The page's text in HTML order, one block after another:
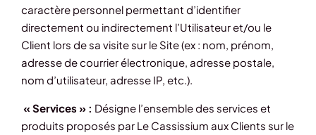
caractère personnel permettant d’identifier
directement ou indirectement l’Utilisateur et/ou le
Client lors de sa visite sur le Site (ex : nom, prénom,
adresse de courrier électronique, adresse postale,
nom d’utilisateur, adresse IP, etc.).
« Services » : Désigne l’ensemble des services et
produits proposés par Le Cassissium aux Clients sur le